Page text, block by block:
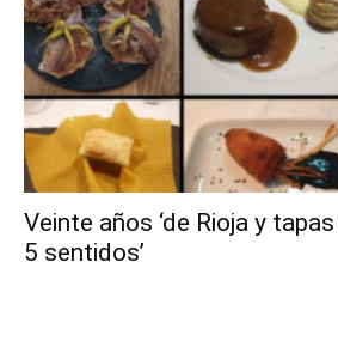
Veinte años ‘de Rioja y
5 sentidos’